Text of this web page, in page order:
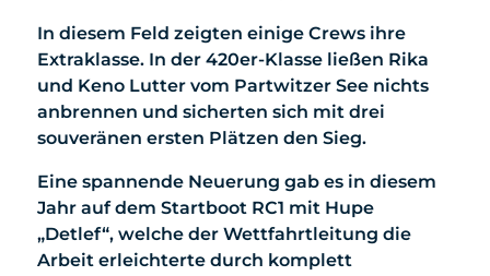
In diesem Feld zeigten einige Crews ihre
Extraklasse. In der 420er-Klasse ließen Rika
und Keno Lutter vom Partwitzer See nichts
anbrennen und sicherten sich mit drei
souveränen ersten Plätzen den Sieg.
Eine spannende Neuerung gab es in diesem
Jahr auf dem Startboot RC1 mit Hupe
„Detlef“, welche der Wettfahrtleitung die
Arbeit erleichterte durch komplett